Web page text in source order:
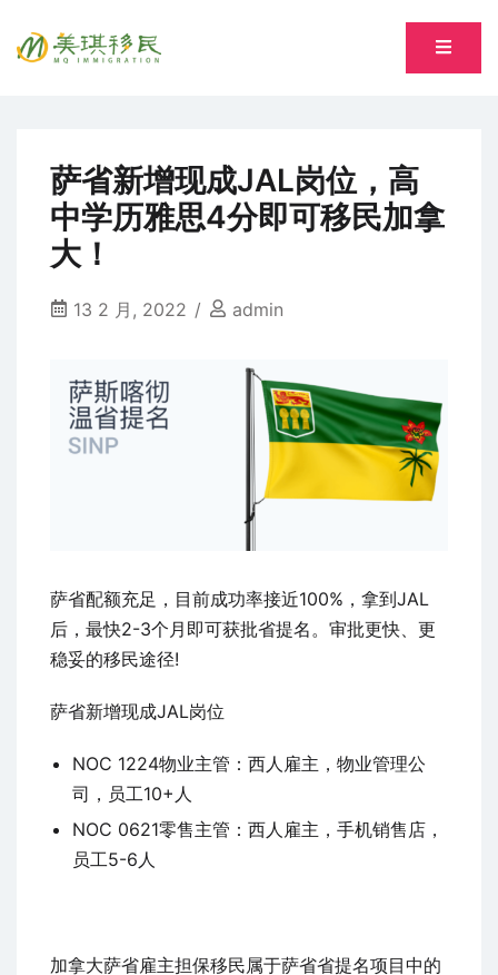
专注萨省持牌移民专业顾问 Song, Tiantian R520277
萨省新增现成JAL岗位，高
中学历雅思4分即可移民加拿
大！
13 2 月, 2022 admin
萨省配额充足，目前成功率接近100%，拿到JAL
后，最快2-3个月即可获批省提名。审批更快、更
稳妥的移民途径!
萨省新增现成JAL岗位
NOC 1224物业主管：西人雇主，物业管理公
司，员工10+人
NOC 0621零售主管：西人雇主，手机销售店，
员工5-6人
加拿大萨省雇主担保移民属于萨省省提名项目中的